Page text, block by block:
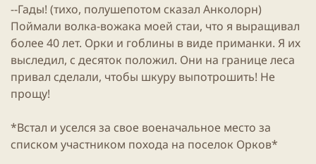
--Гады! (тихо, полушепотом сказал Анколорн)
Поймали волка-вожака моей стаи, что я выращивал
более 40 лет. Орки и гоблины в виде приманки. Я их
выследил, с десяток положил. Они на границе леса
привал сделали, чтобы шкуру выпотрошить! Не
прощу!
*Встал и уселся за свое военачальное место за
списком участником похода на поселок Орков*